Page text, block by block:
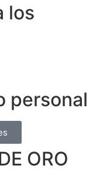
los
personal
ORO